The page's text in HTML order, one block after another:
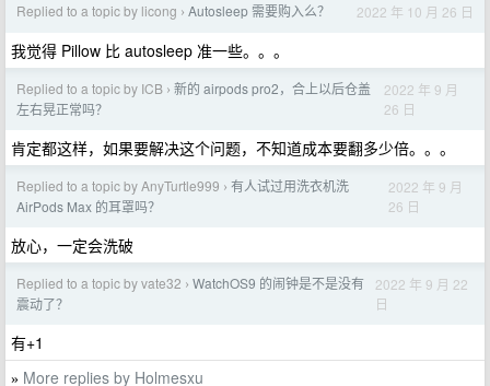
Replied to a topic by licong › Autosleep 需要购入么？ 2022 年 10 月 26 日
我觉得 Pillow 比 autosleep 准一些。。。
Replied to a topic by ICB › 新的 airpods pro2，合上以后仓盖
左右晃正常吗？
2022 年 9 月
26 日
肯定都这样，如果要解决这个问题，不知道成本要翻多少倍。。。
Replied to a topic by AnyTurtle999 › 有人试过用洗衣机洗
AirPods Max 的耳罩吗？
2022 年 9 月
26 日
放心，一定会洗破
Replied to a topic by vate32 › WatchOS9 的闹钟是不是没有
震动了？
2022 年 9 月 22
日
有+1
» More replies by Holmesxu